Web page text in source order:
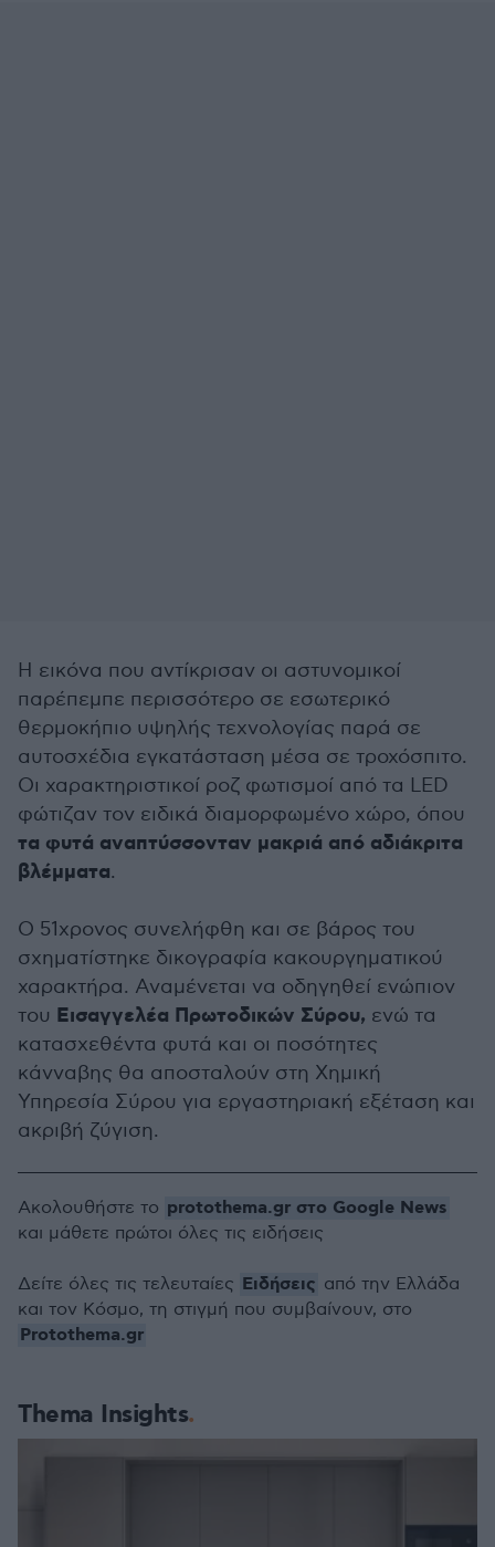
Η εικόνα που αντίκρισαν οι αστυνομικοί
παρέπεμπε περισσότερο σε εσωτερικό
θερμοκήπιο υψηλής τεχνολογίας παρά σε
αυτοσχέδια εγκατάσταση μέσα σε τροχόσπιτο.
Οι χαρακτηριστικοί ροζ φωτισμοί από τα LED
φώτιζαν τον ειδικά διαμορφωμένο χώρο, όπου
τα φυτά αναπτύσσονταν μακριά από αδιάκριτα
βλέμματα.
Ο 51χρονος συνελήφθη και σε βάρος του
σχηματίστηκε δικογραφία κακουργηματικού
χαρακτήρα. Αναμένεται να οδηγηθεί ενώπιον
του Εισαγγελέα Πρωτοδικών Σύρου, ενώ τα
κατασχεθέντα φυτά και οι ποσότητες
κάνναβης θα αποσταλούν στη Χημική
Υπηρεσία Σύρου για εργαστηριακή εξέταση και
ακριβή ζύγιση.
Thema Insights
Ακολουθήστε το protothema.gr στο Google News
και μάθετε πρώτοι όλες τις ειδήσεις
Δείτε όλες τις τελευταίες Ειδήσεις από την Ελλάδα
και τον Κόσμο, τη στιγμή που συμβαίνουν, στο
Protothema.gr